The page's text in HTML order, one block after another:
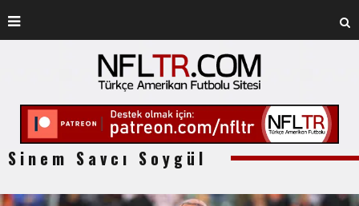
Sinem Savcı Soygül